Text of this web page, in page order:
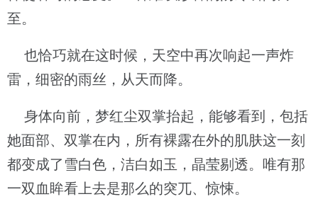
至。
也恰巧就在这时候，天空中再次响起一声炸
雷，细密的雨丝，从天而降。
身体向前，梦红尘双掌抬起，能够看到，包括
她面部、双掌在内，所有裸露在外的肌肤这一刻
都变成了雪白色，洁白如玉，晶莹剔透。唯有那
一双血眸看上去是那么的突兀、惊悚。